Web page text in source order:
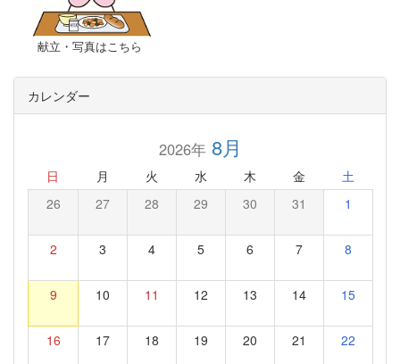
献立・写真はこちら
カレンダー
2026年8月
日 月 火 水 木 金 土
26 27 28 29 30 31 1
2 3 4 5 6 7 8
9 10 11 12 13 14 15
16 17 18 19 20 21 22